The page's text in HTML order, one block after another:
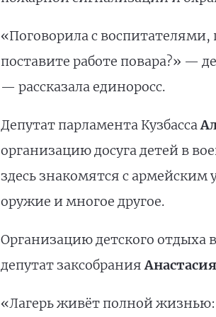
«Поговорила с
поставите работе повара?» —
— рассказала единоросс.
Депутат парламента Кузбасса
организацию досуга детей в
здесь знакомятся с
оружие и многое другое.
Организацию детского отдыха
депутат заксобрания
«Лагерь живёт полной